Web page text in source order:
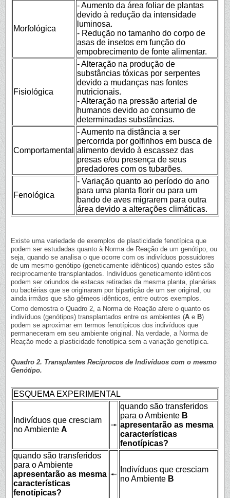
Morfológica
- Aumento da área foliar de plantas
devido à redução da intensidade
luminosa.
- Redução no tamanho do corpo de
asas de insetos em função do
empobrecimento de fonte alimentar.
Fisiológica
- Alteração na produção de
substâncias tóxicas por serpentes
devido a mudanças nas fontes
nutricionais.
- Alteração na pressão arterial de
humanos devido ao consumo de
determinadas substâncias.
Comportamental
- Aumento na distância a ser
percorrida por golfinhos em busca de
alimento devido à escassez das
presas e/ou presença de seus
predadores com os tubarões.
Fenológica
- Variação quanto ao período do ano
para uma planta florir ou para um
bando de aves migrarem para outra
área devido a alterações climáticas.
Existe uma variedade de exemplos de plasticidade fenotípica que
podem ser estudadas quanto à Norma de Reação de um genótipo, ou
seja, quando se analisa o que ocorre com os indivíduos possuidores
de um mesmo genótipo (geneticamente idênticos) quando estes são
reciprocamente transplantados. Indivíduos geneticamente idênticos
podem ser oriundos de estacas retiradas da mesma planta, planárias
ou bactérias que se originaram por bipartição de um ser original, ou
ainda irmãos que são gêmeos idênticos, entre outros exemplos.
Como demostra o Quadro 2, a Norma de Reação afere o quanto os
indivíduos (genótipos) transplantados entre os ambientes (A e B)
podem se aproximar em termos fenotípicos dos indivíduos que
permaneceram em seu ambiente original. Na verdade, a Norma de
Reação mede a plasticidade fenotípica sem a variação genotípica.
Quadro 2. Transplantes Recíprocos de Indivíduos com o mesmo
Genótipo.
ESQUEMA EXPERIMENTAL
Indivíduos que cresciam
no Ambiente A
quando são transferidos
para o Ambiente B
apresentarão as mesma
características
fenotípicas?
quando são transferidos
para o Ambiente
apresentarão as mesma
características
fenotípicas?
Indivíduos que cresciam
no Ambiente B